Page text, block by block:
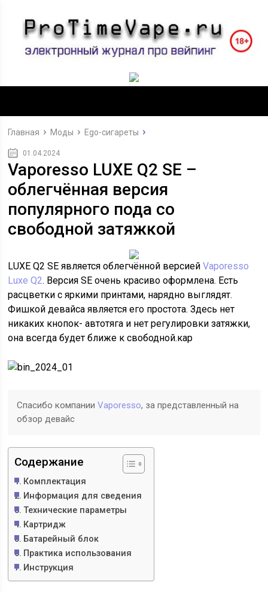
Главная Моды Ego-сигареты
01.04.2024
Vaporesso LUXE Q2 SE –
облегчённая версия
популярного пода со
свободной затяжкой
LUXE Q2 SE является облегчённой версиейVaporesso
Luxe Q2. Версия SE очень красиво оформлена. Есть
расцветки с яркими принтами, нарядно выглядят.
Фишкой девайса является его простота. Здесь нет
никаких кнопок- автотяга и нет регулировки затяжки,
она всегда будет ближе к свободной.кар
Спасибо компанииVaporesso, за представленный на
обзор девайс
Содержание
Комплектация
Информация для сведения
Технические параметры
Картридж
Батарейный блок
Практика использования
Инструкция